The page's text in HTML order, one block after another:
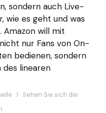
sondern auch Live-
wie es geht und was
Amazon will mit
nur Fans von On-
bedienen, sondern
des linearen
| Sehen Sie sich die